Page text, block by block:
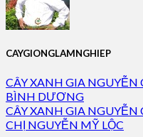
CAYGIONGLAMNGHIEP
CÂY XANH GIA NGUYỄN
BÌNH DƯƠNG
CÂY XANH GIA NGUYỄN
CHỊ NGUYỄN MỸ LỘC